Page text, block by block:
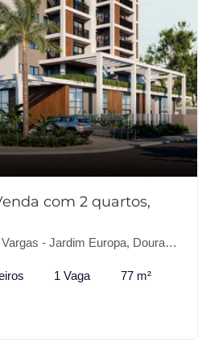
com 2 quartos,
- Jardim Europa, Dourados-MS
1 Vaga 77 m²